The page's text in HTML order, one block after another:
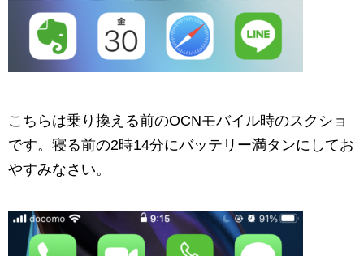
こちらは乗り換える前のOCNモバイル時のスクショ
です。寝る前の2時14分にバッテリー満タンにしてお
やすみなさい。